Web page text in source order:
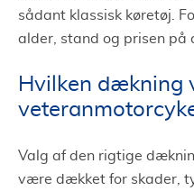
sådant klassisk køretøj.
alder, stand og prisen på
Hvilken dækning
Valg af den rigtige
være dækket for skader,